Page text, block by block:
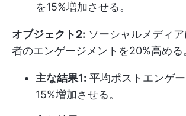
を15%増加させる。
オブジェクト2: ソーシャルメディ
者のエンゲージメントを20%高める
主な結果1: 平均ポストエンゲ
15%増加させる。